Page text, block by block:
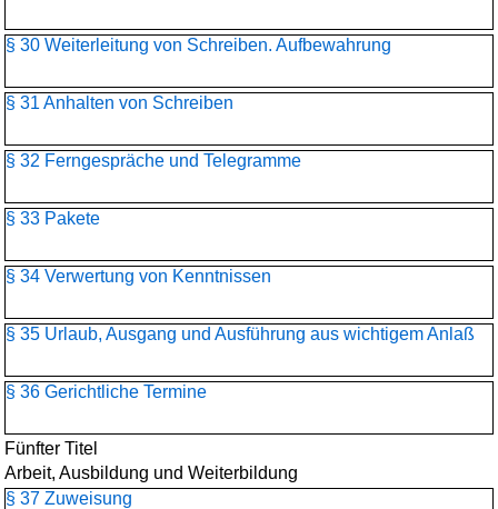
§ 30 Weiterleitung von Schreiben. Aufbewahrung
§ 31 Anhalten von Schreiben
§ 32 Ferngespräche und Telegramme
§ 33 Pakete
§ 34 Verwertung von Kenntnissen
§ 35 Urlaub, Ausgang und Ausführung aus wichtigem Anlaß
§ 36 Gerichtliche Termine
Fünfter Titel
Arbeit, Ausbildung und Weiterbildung
§ 37 Zuweisung